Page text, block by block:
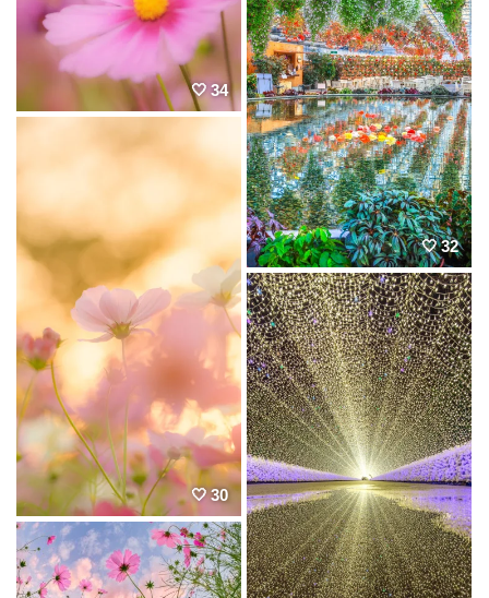
34
32
30